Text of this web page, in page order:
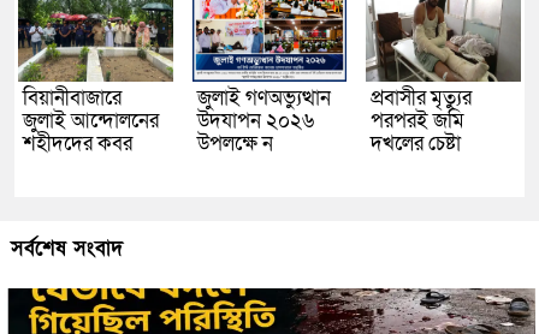
বিয়ানীবাজারে
জুলাই আন্দোলনের
শহীদদের কবর
জুলাই গণঅভ্যুত্থান
উদযাপন ২০২৬
উপলক্ষে ন
প্রবাসীর মৃত্যুর
পরপরই জমি
দখলের চেষ্টা
সর্বশেষ সংবাদ